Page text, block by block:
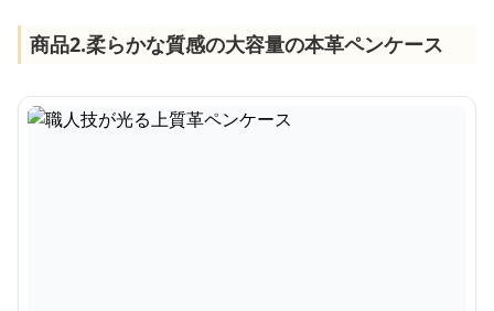
商品2.柔らかな質感の大容量の本革ペンケース